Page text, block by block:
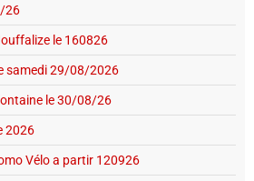
26
le 160826
samedi 29/08/2026
le 30/08/26
2026
Vélo a partir 120926